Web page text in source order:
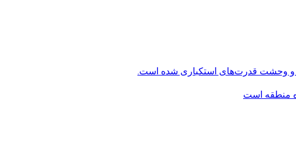
و وحشت قدرت‌های استکباری شده است.
منطقه است